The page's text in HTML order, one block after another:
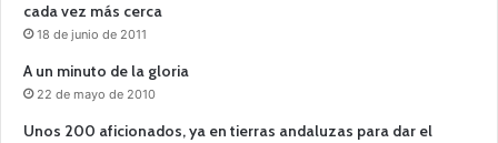
cada vez más cerca
18 de junio de 2011
A un minuto de la gloria
22 de mayo de 2010
Unos 200 aficionados, ya en tierras andaluzas para dar el